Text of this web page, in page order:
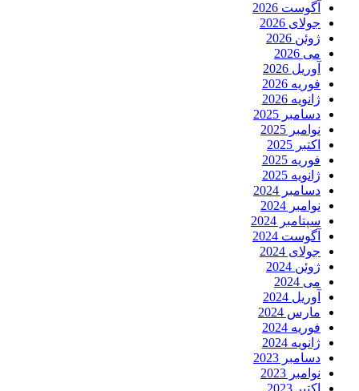
آگوست 2026
جولای 2026
ژوئن 2026
می 2026
آوریل 2026
فوریه 2026
ژانویه 2026
دسامبر 2025
نوامبر 2025
اکتبر 2025
فوریه 2025
ژانویه 2025
دسامبر 2024
نوامبر 2024
سپتامبر 2024
آگوست 2024
جولای 2024
ژوئن 2024
می 2024
آوریل 2024
مارس 2024
فوریه 2024
ژانویه 2024
دسامبر 2023
نوامبر 2023